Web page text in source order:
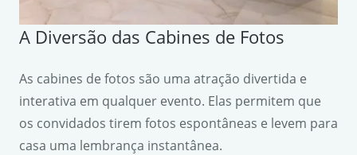
A Diversão das Cabines de Fotos
As cabines de fotos são uma atração divertida e
interativa em qualquer evento. Elas permitem que
os convidados tirem fotos espontâneas e levem para
casa uma lembrança instantânea.